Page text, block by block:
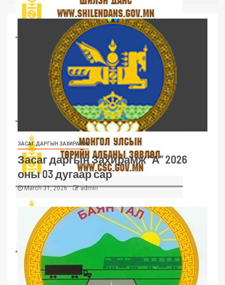
ЗАСАГ ДАРГЫН ЗАХИРАМЖ
Засаг даргын Захирамж “А” 2026
оны 03 дугаар сар
March 31, 2026 admin